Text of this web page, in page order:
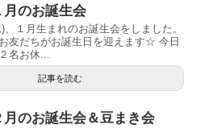
月のお誕生会
、１月生まれのお誕生会をしました。
友だちがお誕生日を迎えます☆ 今日
名お休...
記事を読む
月のお誕生会＆豆まき会